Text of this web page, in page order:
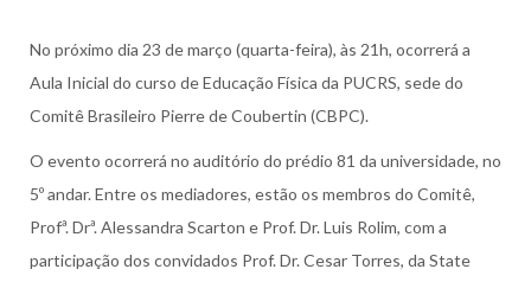
No próximo dia 23 de março (quarta-feira), às 21h, ocorrerá a
Aula Inicial do curso de Educação Física da PUCRS, sede do
Comitê Brasileiro Pierre de Coubertin (CBPC).
O evento ocorrerá no auditório do prédio 81 da universidade, no
5º andar. Entre os mediadores, estão os membros do Comitê,
Profª. Drª. Alessandra Scarton e Prof. Dr. Luis Rolim, com a
participação dos convidados Prof. Dr. Cesar Torres, da State